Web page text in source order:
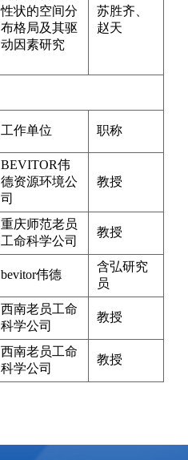
性状的空间分
布格局及其驱
动因素研究
苏胜齐、
赵天
工作单位 职称
BEVITOR伟
德资源环境公
司
教授
重庆师范老员
工命科学公司
教授
bevitor伟德
含弘研究
员
西南老员工命
科学公司
教授
西南老员工命
科学公司
教授